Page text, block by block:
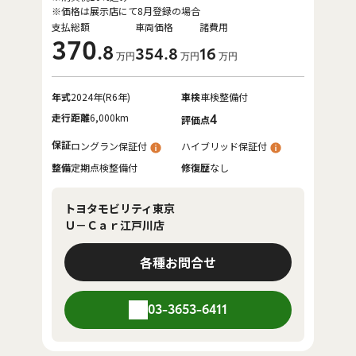
支払総額
370.8 万円
車両価格
354.8 万円
諸費用
16 万円
※価格は展示店にて8月登録の場合
年式2024年(R6年) 車検車検整備付
走行距離6,000km 評価点4
保証ロングラン保証付
ハイブリッド保証付
整備定期点検整備付 修復歴なし
トヨタモビリティ東京
Ｕ－Ｃａｒ江戸川店
各種お問合せ
03-3653-6411